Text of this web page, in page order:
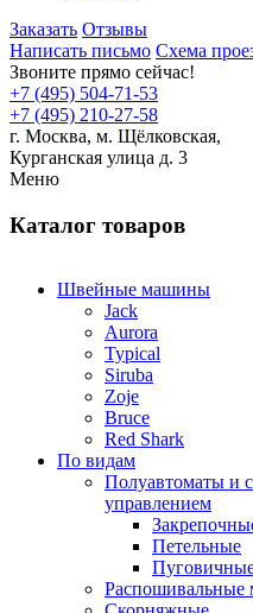
Заказать Отзывы
Написать письмо Схема
Звоните прямо сейчас!
+7 (495) 504-71-53
+7 (495) 210-27-58
г. Москва, м. Щёлковская,
Курганская улица д. 3
Меню
Каталог товаров
Швейные машины
Jack
Aurora
Typical
Siruba
Zoje
Bruce
Red Shark
По видам
Полуавтоматы и
управлением
Петельные